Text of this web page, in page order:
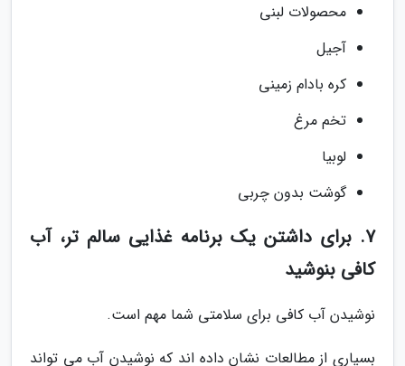
محصولات لبنی
آجیل
کره بادام زمینی
تخم مرغ
لوبیا
گوشت بدون چربی
7. برای داشتن یک برنامه غذایی سالم تر، آب
کافی بنوشید
نوشیدن آب کافی برای سلامتی شما مهم است.
بسیاری از مطالعات نشان داده اند که نوشیدن آب می تواند